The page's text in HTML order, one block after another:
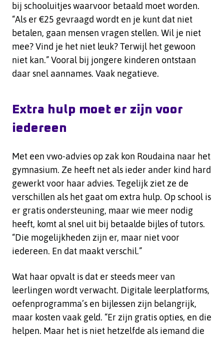
bij schooluitjes waarvoor betaald moet worden.
“Als er €25 gevraagd wordt en je kunt dat niet
betalen, gaan mensen vragen stellen. Wil je niet
mee? Vind je het niet leuk? Terwijl het gewoon
niet kan.” Vooral bij jongere kinderen ontstaan
daar snel aannames. Vaak negatieve.
Extra hulp moet er zijn voor
iedereen
Met een vwo-advies op zak kon Roudaina naar het
gymnasium. Ze heeft net als ieder ander kind hard
gewerkt voor haar advies. Tegelijk ziet ze de
verschillen als het gaat om extra hulp. Op school is
er gratis ondersteuning, maar wie meer nodig
heeft, komt al snel uit bij betaalde bijles of tutors.
“Die mogelijkheden zijn er, maar niet voor
iedereen. En dat maakt verschil.”
Wat haar opvalt is dat er steeds meer van
leerlingen wordt verwacht. Digitale leerplatforms,
oefenprogramma’s en bijlessen zijn belangrijk,
maar kosten vaak geld. “Er zijn gratis opties, en die
helpen. Maar het is niet hetzelfde als iemand die